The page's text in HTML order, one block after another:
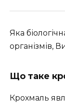
Яка
організмів, Ви
Що таке
Крохмаль